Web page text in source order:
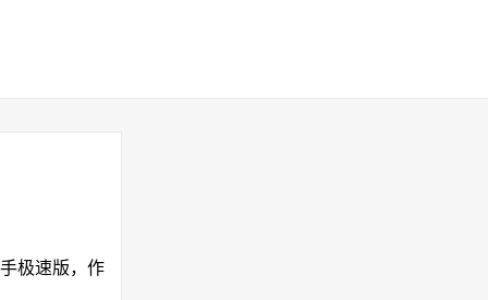
极速版，作